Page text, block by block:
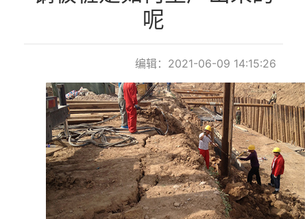
呢
编辑：2021-06-09 14:15:26